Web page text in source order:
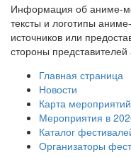
Информация об аниме-
тексты и логотипы
источников или
стороны
Главная страница
Новости
Карта мероприятий
Мероприятия в
Каталог
Организаторы